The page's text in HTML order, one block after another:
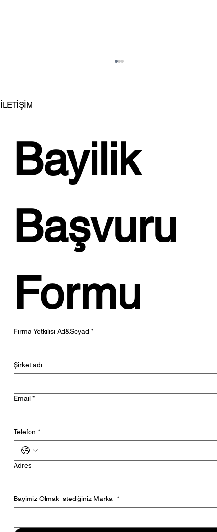
İSTİKBAL'DEN EVLENENLERE BÜYÜK
İLETİŞİM
Bayilik
Başvuru
Formu
Firma Yetkilisi Ad&Soyad *
Şirket adı
Email *
Telefon *
Adres
Bayimiz Olmak İstediğiniz Marka *